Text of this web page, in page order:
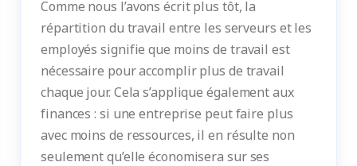
Comme nous l’avons écrit plus tôt, la
répartition du travail entre les serveurs et les
employés signifie que moins de travail est
nécessaire pour accomplir plus de travail
chaque jour. Cela s’applique également aux
finances : si une entreprise peut faire plus
avec moins de ressources, il en résulte non
seulement qu’elle économisera sur ses